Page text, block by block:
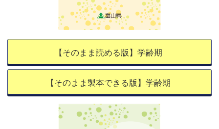
【そのまま読める版】学齢期
【そのまま製本できる版】学齢期